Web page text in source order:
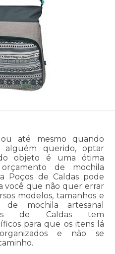
até mesmo quando
alguém querido, optar
objeto é uma ótima
de mochila
Poços de Caldas pode
você que não quer errar
modelos, tamanhos e
mochila artesanal
de Caldas tem
para que os itens lá
e não se